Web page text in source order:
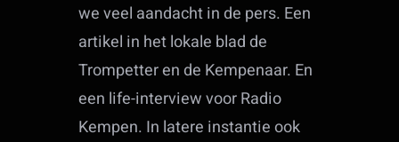
we veel aandacht in de pers. Een
artikel in het lokale blad de
Trompetter en de Kempenaar. En
een life-interview voor Radio
Kempen. In latere instantie ook